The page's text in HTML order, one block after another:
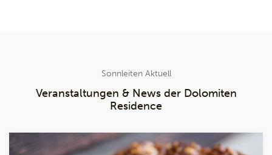
Sonnleiten Aktuell
Veranstaltungen & News der Dolomiten
Residence